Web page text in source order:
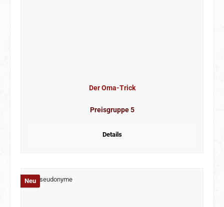
Der Oma-Trick
Preisgruppe 5
Details
Neu